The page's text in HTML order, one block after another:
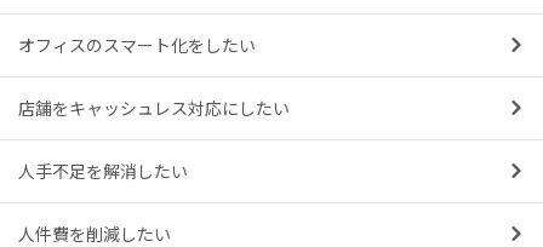
オフィスのスマート化をしたい
店舗をキャッシュレス対応にしたい
人手不足を解消したい
人件費を削減したい